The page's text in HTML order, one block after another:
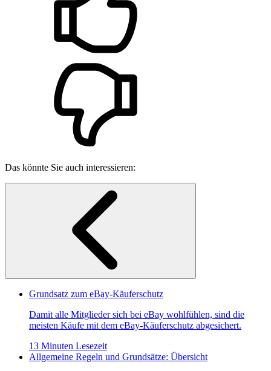
Das könnte Sie auch interessieren:
Grundsatz zum eBay-Käuferschutz
Damit alle Mitglieder sich bei eBay wohlfühlen, sind die
meisten Käufe mit dem eBay-Käuferschutz abgesichert.
13 Minuten Lesezeit
Allgemeine Regeln und Grundsätze: Übersicht